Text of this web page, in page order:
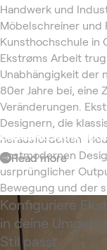
Handwerk und
Möbelschreiner und
Kunsthochschule in
Ekstrøms Arbeit
Unabhängigkeit der
80er Jahre bei, eine
Veränderungen.
Designern, die
herausforderten.
postmodernen
usrprünglicher
Bewegung und der
Fredrik Bull
Read more
Sunniva Hartgen
Read more
At home with
Read more
Konfiguriere
in deine
Stil passt.